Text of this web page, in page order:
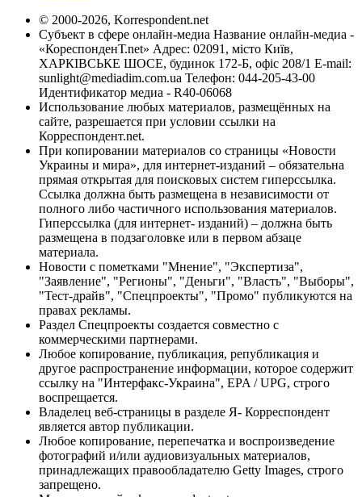
© 2000-2026, Korrespondent.net
Субъект в сфере онлайн-медиа Название онлайн-медиа -
«КореспонденТ.net» Адрес: 02091, місто Київ,
ХАРКІВСЬКЕ ШОСЕ, будинок 172-Б, офіс 208/1 E-mail:
sunlight@mediadim.com.ua Телефон: 044-205-43-00
Идентификатор медиа - R40-06068
Использование любых материалов, размещённых на
сайте, разрешается при условии ссылки на
Корреспондент.net.
При копировании материалов со страницы «Новости
Украины и мира», для интернет-изданий – обязательна
прямая открытая для поисковых систем гиперссылка.
Ссылка должна быть размещена в независимости от
полного либо частичного использования материалов.
Гиперссылка (для интернет- изданий) – должна быть
размещена в подзаголовке или в первом абзаце
материала.
Новости с пометками "Мнение", "Экспертиза",
"Заявление", "Регионы", "Деньги", "Власть", "Выборы",
"Тест-драйв", "Спецпроекты", "Промо" публикуются на
правах рекламы.
Раздел Спецпроекты создается совместно с
коммерческими партнерами.
Любое копирование, публикация, републикация и
другое распространение информации, которое содержит
ссылку на "Интерфакс-Украина", EPA / UPG, строго
воспрещается.
Владелец веб-страницы в разделе Я- Корреспондент
является автор публикации.
Любое копирование, перепечатка и воспроизведение
фотографий и/или аудиовизуальных материалов,
принадлежащих правообладателю Getty Images, строго
запрещено.